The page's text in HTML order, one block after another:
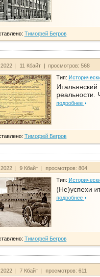
Тимофей Бегров
| 11 Кбайт | просмотров: 568
Тип:
Итальянский
реальности.
подробнее
Тимофей Бегров
| 9 Кбайт | просмотров: 804
Тип:
(Не)успехи
подробнее
Тимофей Бегров
| 7 Кбайт | просмотров: 611